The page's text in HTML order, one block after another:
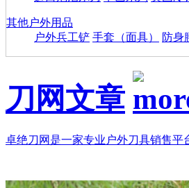
其他户外用品
户外兵工铲 手套（面具） 防身
刀网文章
卓绝刀网是一家专业户外刀具销售平